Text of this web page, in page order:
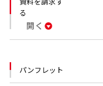
パンフレット